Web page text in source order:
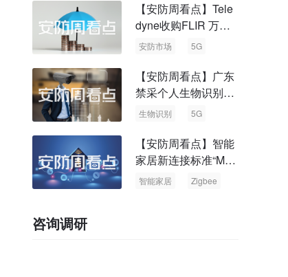
【安防周看点】Tele
dyne收购FLIR 万物
云新品牌“万御安防”
安防市场 5G
【安防周看点】广东
禁采个人生物识别信
息 中国5G基站占全
生物识别 5G
【安防周看点】智能
家居新连接标准“Matt
er” Zigbee联盟更名
智能家居 Zigbee
咨询调研